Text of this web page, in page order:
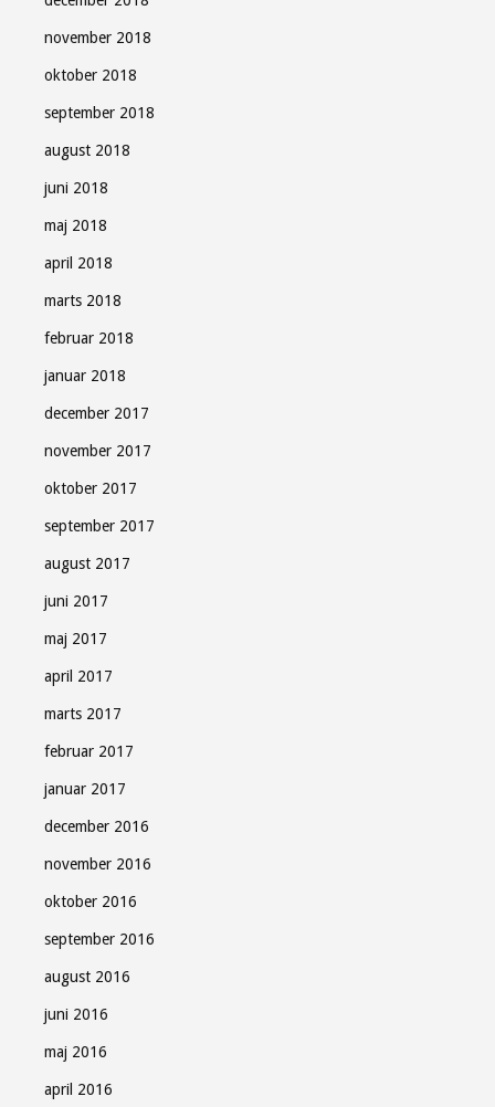
november 2018
oktober 2018
september 2018
august 2018
juni 2018
maj 2018
april 2018
marts 2018
februar 2018
januar 2018
december 2017
november 2017
oktober 2017
september 2017
august 2017
juni 2017
maj 2017
april 2017
marts 2017
februar 2017
januar 2017
december 2016
november 2016
oktober 2016
september 2016
august 2016
juni 2016
maj 2016
april 2016